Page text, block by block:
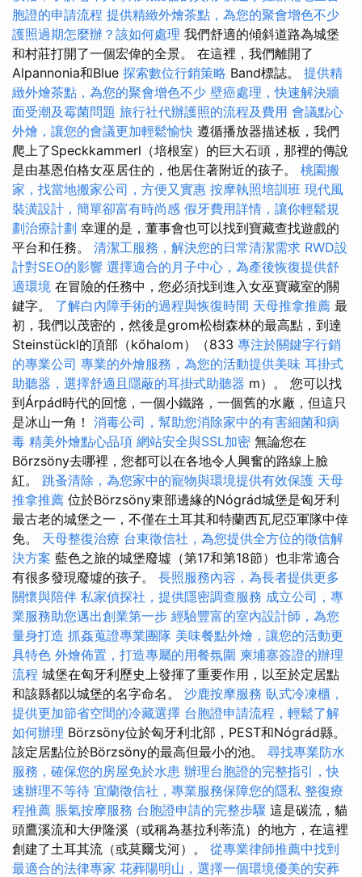
胞證的申請流程 提供精緻外燴茶點，為您的聚會增色不少
護照過期怎麼辦？該如何處理 我們舒適的傾斜道路為城堡
和村莊打開了一個宏偉的全景。 在這裡，我們離開了
Alpannonia和Blue 探索數位行銷策略 Band標誌。 提供精
緻外燴茶點，為您的聚會增色不少 壁癌處理，快速解決牆
面受潮及霉菌問題 旅行社代辦護照的流程及費用 會議點心
外燴，讓您的會議更加輕鬆愉快 遵循播放器描述板，我們
爬上了Speckkammerl（培根室）的巨大石頭，那裡的傳說
是由基恩伯格女巫居住的，他居住著附近的孩子。 桃園搬
家，找當地搬家公司，方便又實惠 按摩執照培訓班 現代風
裝潢設計，簡單卻富有時尚感 假牙費用詳情，讓你輕鬆規
劃治療計劃 幸運的是，董事會也可以找到寶藏查找遊戲的
平台和任務。 清潔工服務，解決您的日常清潔需求 RWD設
計對SEO的影響 選擇適合的月子中心，為產後恢復提供舒
適環境 在冒險的任務中，您必須找到進入女巫寶藏室的關
鍵字。 了解白內障手術的過程與恢復時間 天母推拿推薦 最
初，我們以茂密的，然後是grom松樹森林的最高點，到達
Steinstückl的頂部（kőhalom）（833 專注於關鍵字行銷
的專業公司 專業的外燴服務，為您的活動提供美味 耳掛式
助聽器，選擇舒適且隱蔽的耳掛式助聽器 m）。 您可以找
到Árpád時代的回憶，一個小鐵路，一個舊的水廠，但這只
是冰山一角！ 消毒公司，幫助您消除家中的有害細菌和病
毒 精美外燴點心品項 網站安全與SSL加密 無論您在
Börzsöny去哪裡，您都可以在各地令人興奮的路線上臉
紅。 跳蚤清除，為您家中的寵物與環境提供有效保護 天母
推拿推薦 位於Börzsöny東部邊緣的Nógrád城堡是匈牙利
最古老的城堡之一，不僅在土耳其和特蘭西瓦尼亞軍隊中倖
免。 天母整復治療 台東徵信社，為您提供全方位的徵信解
決方案 藍色之旅的城堡廢墟（第17和第18節）也非常適合
有很多發現廢墟的孩子。 長照服務內容，為長者提供更多
關懷與陪伴 私家偵探社，提供隱密調查服務 成立公司，專
業服務助您邁出創業第一步 經驗豐富的室內設計師，為您
量身打造 抓姦蒐證專業團隊 美味餐點外燴，讓您的活動更
具特色 外燴佈置，打造專屬的用餐氛圍 柬埔寨簽證的辦理
流程 城堡在匈牙利歷史上發揮了重要作用，以至於定居點
和該縣都以城堡的名字命名。 沙鹿按摩服務 臥式冷凍櫃，
提供更加節省空間的冷藏選擇 台胞證申請流程，輕鬆了解
如何辦理 Börzsöny位於匈牙利北部，PEST和Nógrád縣。
該定居點位於Börzsöny的最高但最小的池。 尋找專業防水
服務，確保您的房屋免於水患 辦理台胞證的完整指引，快
速辦理不等待 宜蘭徵信社，專業服務保障您的隱私 整復療
程推薦 脹氣按摩服務 台胞證申請的完整步驟 這是碳流，貓
頭鷹溪流和大伊隆溪（或稱為基拉利蒂流）的地方，在這裡
創建了土耳其流（或莫爾戈河）。 從專業律師推薦中找到
最適合的法律專家 花葬陽明山，選擇一個環境優美的安葬